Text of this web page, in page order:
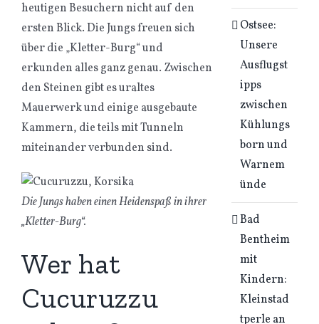
heutigen Besuchern nicht auf den
ersten Blick. Die Jungs freuen sich
über die „Kletter-Burg“ und
erkunden alles ganz genau. Zwischen
den Steinen gibt es uraltes
Mauerwerk und einige ausgebaute
Kammern, die teils mit Tunneln
miteinander verbunden sind.
Die Jungs haben einen Heidenspaß in ihrer
„Kletter-Burg“.
Wer hat
Cucuruzzu
Ostsee:
Unsere
Ausflugst
ipps
zwischen
Kühlungs
born und
Warnem
ünde
Bad
Bentheim
mit
Kindern:
Kleinstad
tperle an